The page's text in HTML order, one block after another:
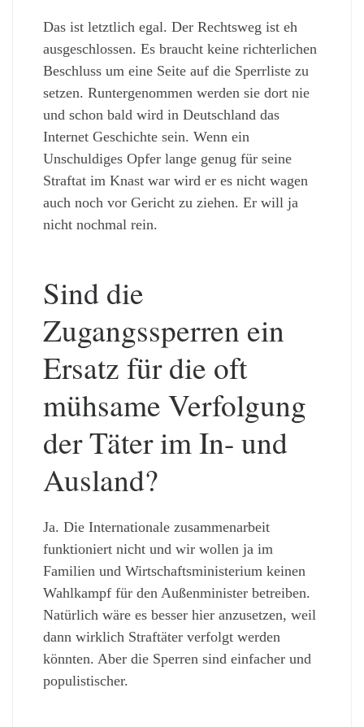
Das ist letztlich egal. Der Rechtsweg ist eh
ausgeschlossen. Es braucht keine richterlichen
Beschluss um eine Seite auf die Sperrliste zu
setzen. Runtergenommen werden sie dort nie
und schon bald wird in Deutschland das
Internet Geschichte sein. Wenn ein
Unschuldiges Opfer lange genug für seine
Straftat im Knast war wird er es nicht wagen
auch noch vor Gericht zu ziehen. Er will ja
nicht nochmal rein.
Sind die
Zugangssperren ein
Ersatz für die oft
mühsame Verfolgung
der Täter im In- und
Ausland?
Ja. Die Internationale zusammenarbeit
funktioniert nicht und wir wollen ja im
Familien und Wirtschaftsministerium keinen
Wahlkampf für den Außenminister betreiben.
Natürlich wäre es besser hier anzusetzen, weil
dann wirklich Straftäter verfolgt werden
könnten. Aber die Sperren sind einfacher und
populistischer.